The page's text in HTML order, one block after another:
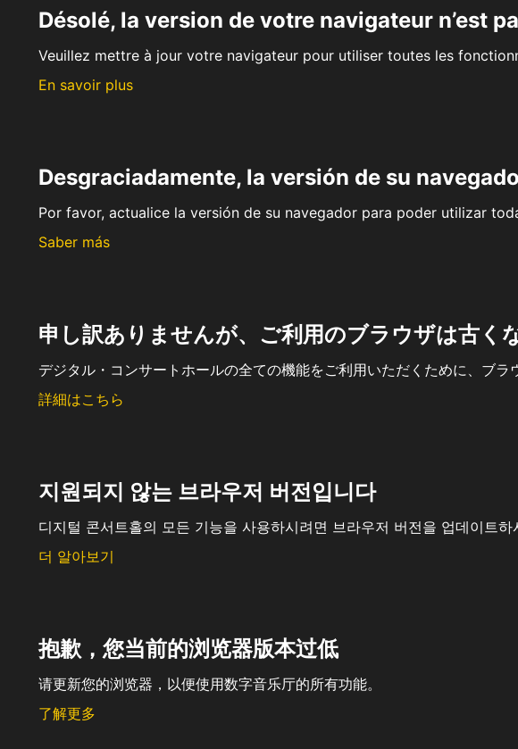
Désolé, la version de votre navigateur n’est
Veuillez mettre à jour votre navigateur pour utiliser toutes les
En savoir plus
Desgraciadamente, la versión de su
Por favor, actualice la versión de su navegador para poder utilizar
Saber más
申し訳ありませんが、ご利用のブラウザは古く
デジタル・コンサートホールの全ての機能をご利用いただくために、ブラ
詳細はこちら
지원되지 않는 브라우저 버전입니다
디지털 콘서트홀의 모든 기능을 사용하시려면 브라우저 버전을 업데이트하
더 알아보기
抱歉，您当前的浏览器版本过低
请更新您的浏览器，以便使用数字音乐厅的所有功能。
了解更多